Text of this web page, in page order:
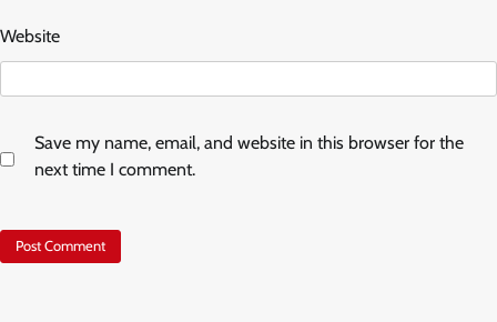
Website
Save my name, email, and website in this browser for the
next time I comment.